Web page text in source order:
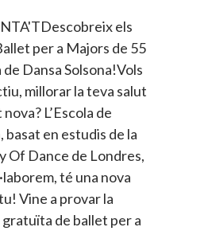
els
per a Majors de 55
de Dansa Solsona!Vols
millorar la teva salut
L’Escola de
basat en estudis de la
Of Dance de Londres,
té una nova
Vine a provar la
de ballet per a